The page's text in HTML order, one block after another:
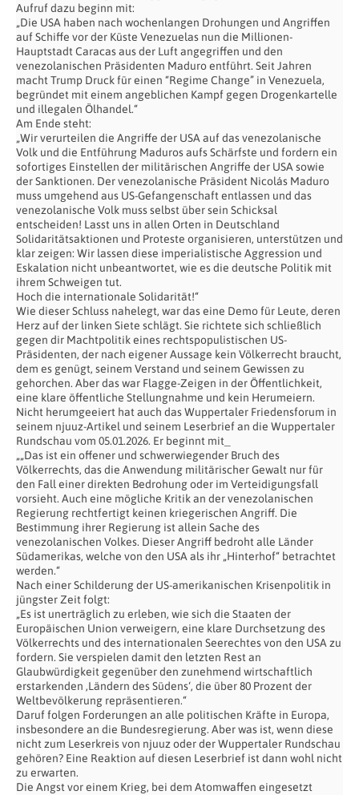
Aufruf dazu beginn mit:
„Die USA haben nach wochenlangen Drohungen und Angriffen
auf Schiffe vor der Küste Venezuelas nun die Millionen-
Hauptstadt Caracas aus der Luft angegriffen und den
venezolanischen Präsidenten Maduro entführt. Seit Jahren
macht Trump Druck für einen “Regime Change” in Venezuela,
begründet mit einem angeblichen Kampf gegen Drogenkartelle
und illegalen Ölhandel.“
Am Ende steht:
„Wir verurteilen die Angriffe der USA auf das venezolanische
Volk und die Entführung Maduros aufs Schärfste und fordern ein
sofortiges Einstellen der militärischen Angriffe der USA sowie
der Sanktionen. Der venezolanische Präsident Nicolás Maduro
muss umgehend aus US-Gefangenschaft entlassen und das
venezolanische Volk muss selbst über sein Schicksal
entscheiden! Lasst uns in allen Orten in Deutschland
Solidaritätsaktionen und Proteste organisieren, unterstützen und
klar zeigen: Wir lassen diese imperialistische Aggression und
Eskalation nicht unbeantwortet, wie es die deutsche Politik mit
ihrem Schweigen tut.
Hoch die internationale Solidarität!“
Wie dieser Schluss nahelegt, war das eine Demo für Leute, deren
Herz auf der linken Siete schlägt. Sie richtete sich schließlich
gegen dir Machtpolitik eines rechtspopulistischen US-
Präsidenten, der nach eigener Aussage kein Völkerrecht braucht,
dem es genügt, seinem Verstand und seinem Gewissen zu
gehorchen. Aber das war Flagge-Zeigen in der Öffentlichkeit,
eine klare öffentliche Stellungnahme und kein Herumeiern.
Nicht herumgeeiert hat auch das Wuppertaler Friedensforum in
seinem njuuz-Artikel und seinem Leserbrief an die Wuppertaler
Rundschau vom 05.01.2026. Er beginnt mit_
„„Das ist ein offener und schwerwiegender Bruch des
Völkerrechts, das die Anwendung militärischer Gewalt nur für
den Fall einer direkten Bedrohung oder im Verteidigungsfall
vorsieht. Auch eine mögliche Kritik an der venezolanischen
Regierung rechtfertigt keinen kriegerischen Angriff. Die
Bestimmung ihrer Regierung ist allein Sache des
venezolanischen Volkes. Dieser Angriff bedroht alle Länder
Südamerikas, welche von den USA als ihr „Hinterhof“ betrachtet
werden.“
Nach einer Schilderung der US-amerikanischen Krisenpolitik in
jüngster Zeit folgt:
„Es ist unerträglich zu erleben, wie sich die Staaten der
Europäischen Union verweigern, eine klare Durchsetzung des
Völkerrechts und des internationalen Seerechtes von den USA zu
fordern. Sie verspielen damit den letzten Rest an
Glaubwürdigkeit gegenüber den zunehmend wirtschaftlich
erstarkenden ,Ländern des Südens‘, die über 80 Prozent der
Weltbevölkerung repräsentieren.“
Daruf folgen Forderungen an alle politischen Kräfte in Europa,
insbesondere an die Bundesregierung. Aber was ist, wenn diese
nicht zum Leserkreis von njuuz oder der Wuppertaler Rundschau
gehören? Eine Reaktion auf diesen Leserbrief ist dann wohl nicht
zu erwarten.
Die Angst vor einem Krieg, bei dem Atomwaffen eingesetzt